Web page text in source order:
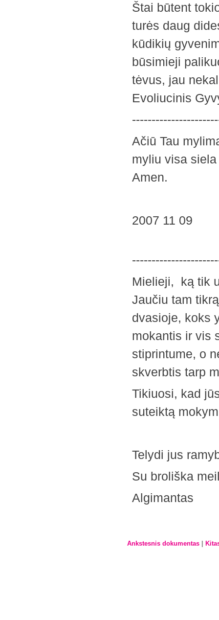
Štai būtent
turės daug
kūdikių
būsimieji
tėvus, jau
Evoliucinis
Ačiū Tau
myliu visa
Amen.
2007
Mielieji, ką tik
Jaučiu tam
dvasioje, koks
mokantis ir vis
stiprintume, o
skverbtis tarp
Tikiuosi, kad
suteiktą
Telydi jus
Su broliška
Algimantas
Ankstesnis dokumentas |